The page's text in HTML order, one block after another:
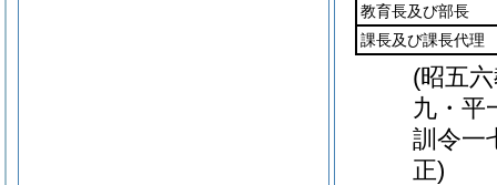
教育長及び部長
課長及び課長代理
(昭五
九・平
訓令一
正)